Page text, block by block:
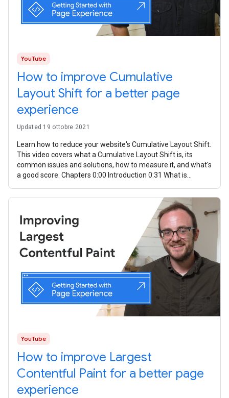
YouTube
How to improve Cumulative
Layout Shift for a better page
experience
Updated 19 ottobre 2021
Learn how to reduce your website's Cumulative Layout Shift.
This video covers what a Cumulative Layout Shift is, its
common issues and solutions, how to measure it, and what's
a good score. Chapters 0:00 Introduction 0:31 What is
YouTube
How to improve Largest
Contentful Paint for a better page
experience